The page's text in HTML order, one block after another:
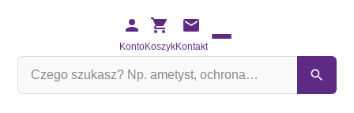
KontoKoszykKontakt